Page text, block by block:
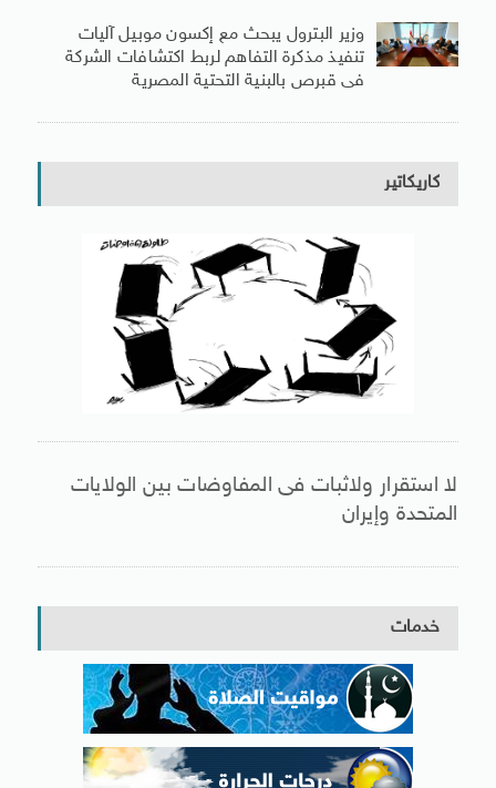
وزير البترول يبحث مع إكسون موبيل آليات
تنفيذ مذكرة التفاهم لربط اكتشافات الشركة
فى قبرص بالبنية التحتية المصرية
كاريكاتير
لا استقرار ولاثبات فى المفاوضات بين الولايات
المتحدة وإيران
خدمات